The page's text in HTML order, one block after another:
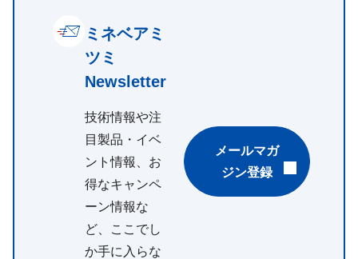
ミネベアミ
ツミ
Newsletter
技術情報や注
目製品・イベ
ント情報、お
得なキャンペ
ーン情報な
ど、ここでし
か手に入らな
メールマガ
ジン登録